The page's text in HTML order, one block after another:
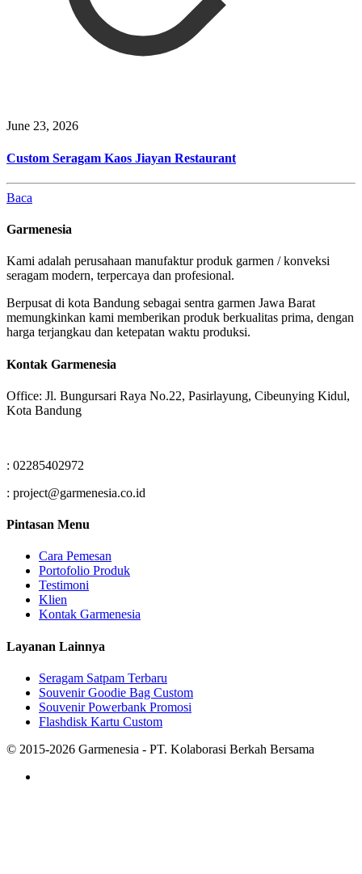
June 23, 2026
Custom Seragam Kaos Jiayan Restaurant
Baca
Garmenesia
Kami adalah perusahaan manufaktur produk garmen / konveksi
seragam modern, terpercaya dan profesional.
Berpusat di kota Bandung sebagai sentra garmen Jawa Barat
memungkinkan kami memberikan produk berkualitas prima, dengan
harga terjangkau dan ketepatan waktu produksi.
Kontak Garmenesia
Office: Jl. Bungursari Raya No.22, Pasirlayung, Cibeunying Kidul,
Kota Bandung
: 02285402972
: project@garmenesia.co.id
Pintasan Menu
Cara Pemesan
Portofolio Produk
Testimoni
Klien
Kontak Garmenesia
Layanan Lainnya
Seragam Satpam Terbaru
Souvenir Goodie Bag Custom
Souvenir Powerbank Promosi
Flashdisk Kartu Custom
© 2015-2026 Garmenesia - PT. Kolaborasi Berkah Bersama